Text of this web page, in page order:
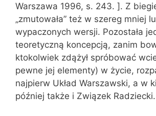
Warszawa 1996, s. 243. ]. Z
„zmutowała” też w szereg mniej
wypaczonych wersji. Pozostała
teoretyczną koncepcją, zanim
ktokolwiek zdążył spróbować
pewne jej elementy) w życie,
najpierw Układ Warszawski, a w
później także i Związek Radziecki.